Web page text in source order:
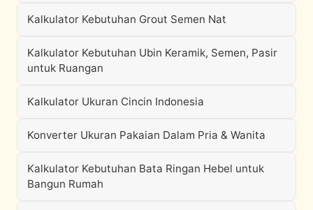
Kalkulator Kebutuhan Grout Semen Nat
Kalkulator Kebutuhan Ubin Keramik, Semen, Pasir
untuk Ruangan
Kalkulator Ukuran Cincin Indonesia
Konverter Ukuran Pakaian Dalam Pria & Wanita
Kalkulator Kebutuhan Bata Ringan Hebel untuk
Bangun Rumah